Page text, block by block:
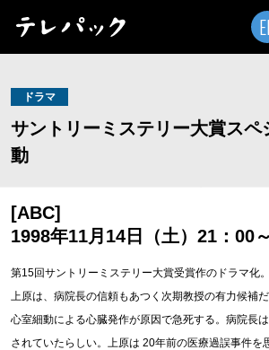
ドラマ
サントリーミステリー大賞ス
動
[ABC]
1998年11月14日（土）21：00
第15回サントリーミステリー大賞受賞作のドラマ化
上原は、病院長の信頼もあつく次期教授の有力候補
心室細動による心臓発作が原因で急死する。病院長
されていたらしい。上原は 20年前の医療過誤事件を